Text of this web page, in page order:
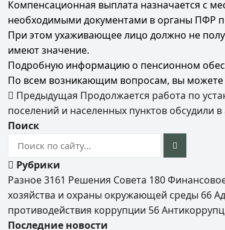
Компенсационная выплата назначается с
необходимыми документами в органы ПФР
При этом ухаживающее лицо должно не
имеют значение.
Подробную информацию о пенсионном
По всем возникающим вопросам, вы можете
Предыдущая Продолжается работа по
поселений и населенных пунктов обсудили
Поиск
Рубрики
Разное3161 Решения Совета 180
хозяйства и охраны окружающей среды 66
противодействия коррупции 56
Последние новости